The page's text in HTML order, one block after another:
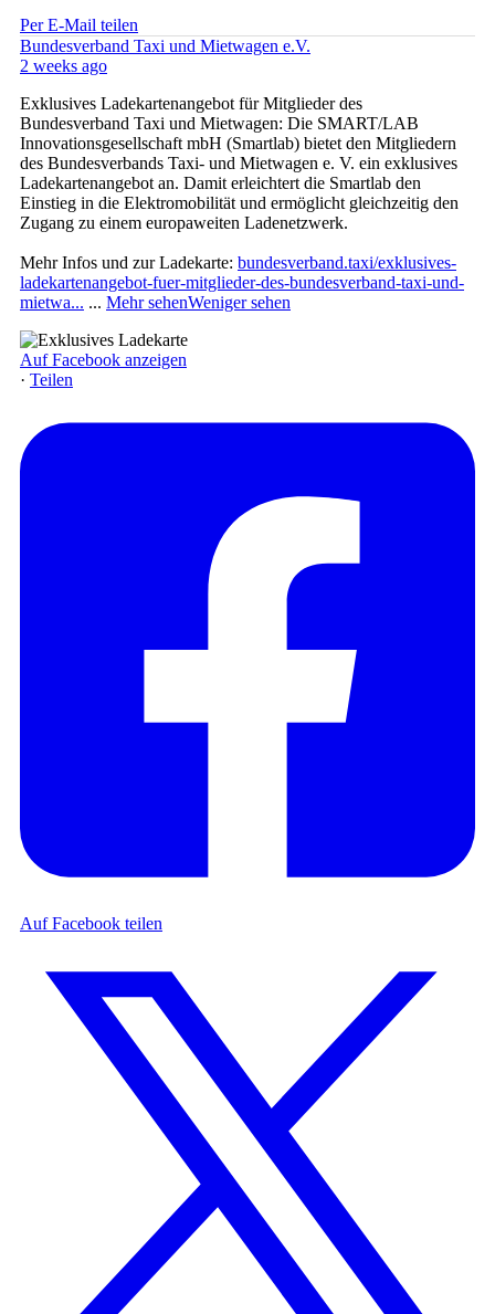
Per E-Mail teilen
Bundesverband Taxi und Mietwagen e.V.
2 weeks ago
Exklusives Ladekartenangebot für Mitglieder des
Bundesverband Taxi und Mietwagen: Die SMART/LAB
Innovationsgesellschaft mbH (Smartlab) bietet den Mitgliedern
des Bundesverbands Taxi- und Mietwagen e. V. ein exklusives
Ladekartenangebot an. Damit erleichtert die Smartlab den
Einstieg in die Elektromobilität und ermöglicht gleichzeitig den
Zugang zu einem europaweiten Ladenetzwerk.
Mehr Infos und zur Ladekarte: bundesverband.taxi/exklusives-
ladekartenangebot-fuer-mitglieder-des-bundesverband-taxi-und-
mietwa... ... Mehr sehenWeniger sehen
Auf Facebook anzeigen
· Teilen
Auf Facebook teilen